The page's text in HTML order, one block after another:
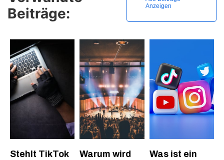
Beiträge:
Anzeigen
Stehlt TikTok
Warum wird
Was ist ein